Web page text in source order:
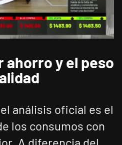
ahorro y el peso
análisis oficial es el
los consumos con